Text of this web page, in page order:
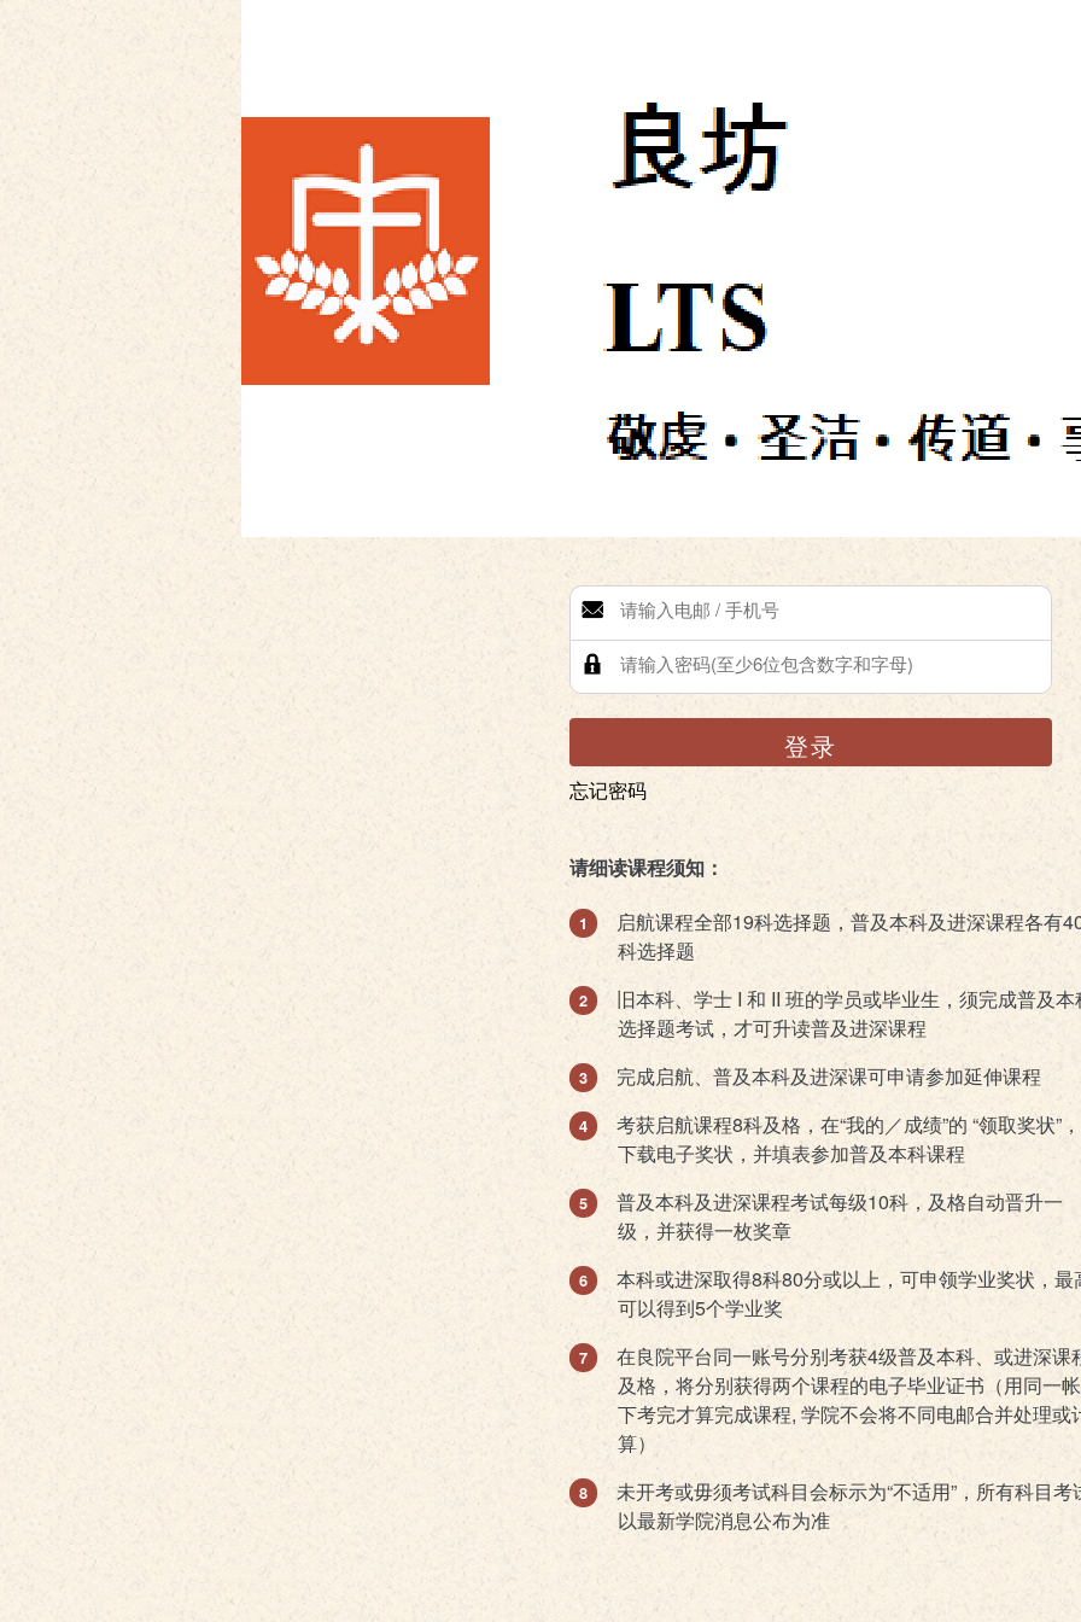
登录
忘记密码
请细读课程须知：
启航课程全部19科选择题，普及本科及进深课程各有
科选择题
旧本科、学士 I 和 II 班的学员或毕业生，须完成普及本
选择题考试，才可升读普及进深课程
完成启航、普及本科及进深课可申请参加延伸课程
考获启航课程8科及格，在“我的／成绩”的 “领取奖状”
下载电子奖状，并填表参加普及本科课程
普及本科及进深课程考试每级10科，及格自动晋升一
级，并获得一枚奖章
本科或进深取得8科80分或以上，可申领学业奖状，最
可以得到5个学业奖
在良院平台同一账号分别考获4级普及本科、或进深课
及格，将分别获得两个课程的电子毕业证书（用同一
下考完才算完成课程, 学院不会将不同电邮合并处理或
算）
未开考或毋须考试科目会标示为“不适用”，所有科目考
以最新学院消息公布为准